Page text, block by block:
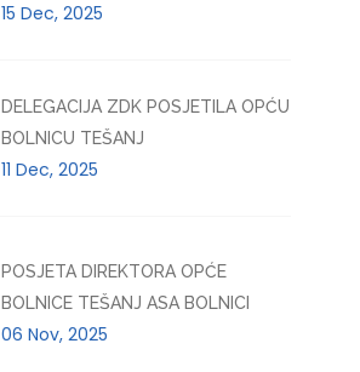
15 Dec, 2025
DELEGACIJA ZDK POSJETILA OPĆU
BOLNICU TEŠANJ
11 Dec, 2025
POSJETA DIREKTORA OPĆE
BOLNICE TEŠANJ ASA BOLNICI
06 Nov, 2025